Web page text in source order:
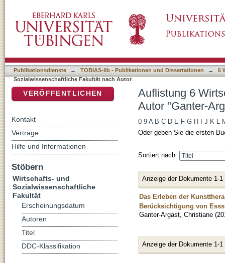
Christiane"
Publikationsdienste → TOBIAS-lib - Publikationen und Dissertationen →
6
Sozialwissenschaftliche Fakultät nach Autor
Auflistung 6
Autor "Ganter-
0-9 A B C D E F G H J K L
Oder geben Sie die ersten
Sortiert nach:
Anzeige der Dokumente 1-1
Das Erleben der
Berücksichtigung von
Ganter-Argast, Christiane (
Anzeige der Dokumente 1-1
VERÖFFENTLICHEN
Kontakt
Verträge
Hilfe und Informationen
Stöbern
Wirtschafts- und
Sozialwissenschaftliche
Fakultät
Erscheinungsdatum
Autoren
Titel
DDC-Klassifikation